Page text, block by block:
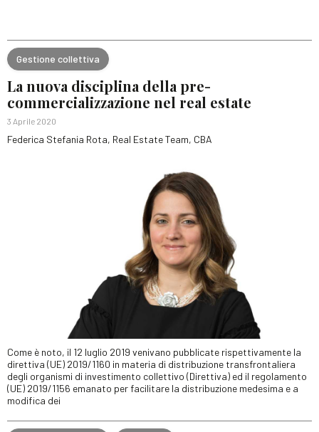
Gestione collettiva
La nuova disciplina della pre-
commercializzazione nel real estate
3 Aprile 2020
Federica Stefania Rota, Real Estate Team, CBA
Come è noto, il 12 luglio 2019 venivano pubblicate rispettivamente la
direttiva (UE) 2019/1160 in materia di distribuzione transfrontaliera
degli organismi di investimento collettivo (Direttiva) ed il regolamento
(UE) 2019/1156 emanato per facilitare la distribuzione medesima e a
modifica dei